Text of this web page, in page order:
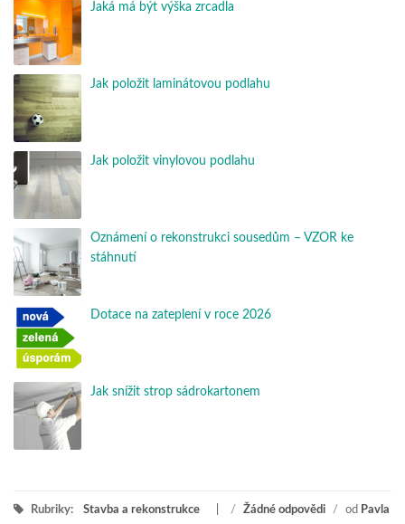
Jaká má být výška zrcadla
Jak položit laminátovou podlahu
Jak položit vinylovou podlahu
Oznámení o rekonstrukci sousedům – VZOR ke
stáhnutí
Dotace na zateplení v roce 2026
Jak snížit strop sádrokartonem
Rubriky: Stavba a rekonstrukce / Žádné odpovědi / od Pavla